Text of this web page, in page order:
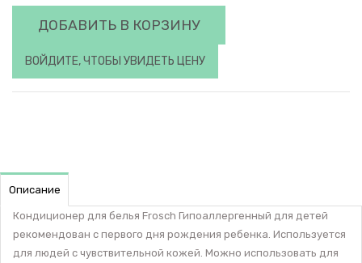
ДОБАВИТЬ В КОРЗИНУ
ВОЙДИТЕ, ЧТОБЫ УВИДЕТЬ ЦЕНУ
Описание
Кондиционер для белья Frosch Гипоаллергенный для детей
рекомендован с первого дня рождения ребенка. Используется
для людей с чувствительной кожей. Можно использовать для